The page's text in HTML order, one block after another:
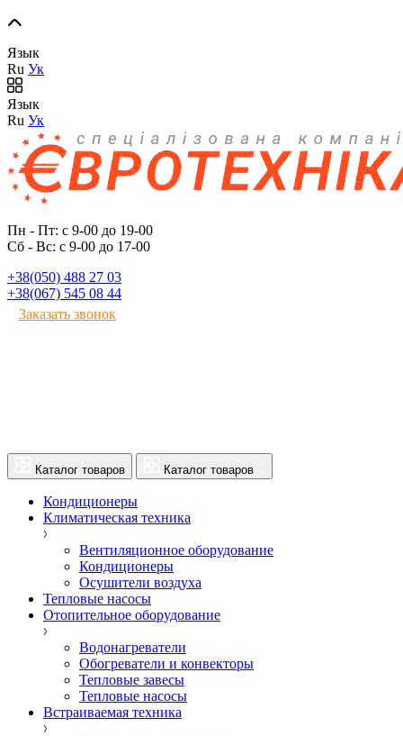
Язык
Ru Ук
Язык
Ru Ук
Пн - Пт: с 9-00 до 19-00
Сб - Вс: с 9-00 до 17-00
+38(050) 488 27 03
+38(067) 545 08 44
Заказать звонок
Каталог товаров Каталог товаров
Кондиционеры
Климатическая техника
Вентиляционное оборудование
Кондиционеры
Осушители воздуха
Тепловые насосы
Отопительное оборудование
Водонагреватели
Обогреватели и конвекторы
Тепловые завесы
Тепловые насосы
Встраиваемая техника